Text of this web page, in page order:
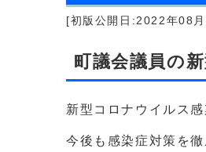
[初版公開日:2022年08
町議会議員の
新型コロナウイルス
今後も感染症対策を